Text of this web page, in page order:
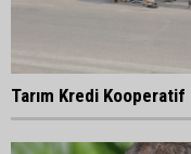
Tarım Kredi